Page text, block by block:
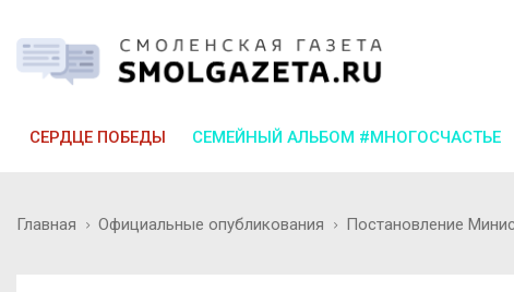
СЕРДЦЕ ПОБЕДЫ СЕМЕЙНЫЙ АЛЬБОМ #МНОГОСЧАСТЬЕ
Главная Официальные опубликования Постановление